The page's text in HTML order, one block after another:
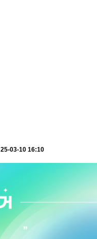
25-03-10 16:10